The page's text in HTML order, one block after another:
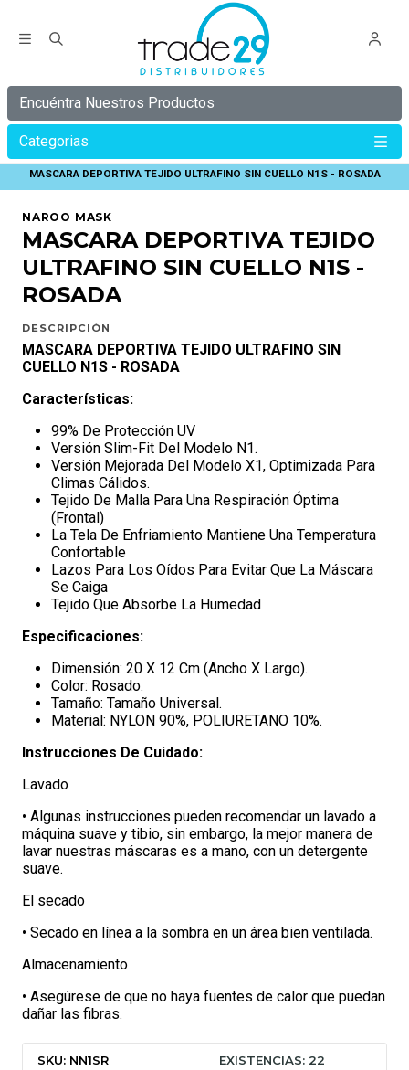
Encuéntra Nuestros Productos
Categorias
MASCARA DEPORTIVA TEJIDO ULTRAFINO SIN CUELLO N1S - ROSADA
NAROO MASK
MASCARA DEPORTIVA TEJIDO
ULTRAFINO SIN CUELLO N1S -
ROSADA
DESCRIPCIÓN
MASCARA DEPORTIVA TEJIDO ULTRAFINO SIN
CUELLO N1S - ROSADA
Características:
99% De Protección UV
Versión Slim-Fit Del Modelo N1.
Versión Mejorada Del Modelo X1, Optimizada Para
Climas Cálidos.
Tejido De Malla Para Una Respiración Óptima
(Frontal)
La Tela De Enfriamiento Mantiene Una Temperatura
Confortable
Lazos Para Los Oídos Para Evitar Que La Máscara
Se Caiga
Tejido Que Absorbe La Humedad
Especificaciones:
Dimensión: 20 X 12 Cm (Ancho X Largo).
Color: Rosado.
Tamaño: Tamaño Universal.
Material: NYLON 90%, POLIURETANO 10%.
Instrucciones De Cuidado:
Lavado
• Algunas instrucciones pueden recomendar un lavado a
máquina suave y tibio, sin embargo, la mejor manera de
lavar nuestras máscaras es a mano, con un detergente
suave.
El secado
• Secado en línea a la sombra en un área bien ventilada.
Almacenamiento
• Asegúrese de que no haya fuentes de calor que puedan
dañar las fibras.
SKU: NN1SR EXISTENCIAS: 22